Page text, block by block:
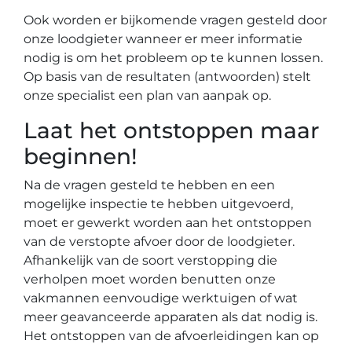
Ook worden er bijkomende vragen gesteld door
onze loodgieter wanneer er meer informatie
nodig is om het probleem op te kunnen lossen.
Op basis van de resultaten (antwoorden) stelt
onze specialist een plan van aanpak op.
Laat het ontstoppen maar
beginnen!
Na de vragen gesteld te hebben en een
mogelijke inspectie te hebben uitgevoerd,
moet er gewerkt worden aan het ontstoppen
van de verstopte afvoer door de loodgieter.
Afhankelijk van de soort verstopping die
verholpen moet worden benutten onze
vakmannen eenvoudige werktuigen of wat
meer geavanceerde apparaten als dat nodig is.
Het ontstoppen van de afvoerleidingen kan op